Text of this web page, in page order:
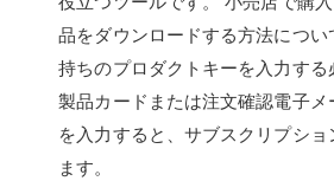
品をダウンロードする方法につい
持ちのプロダクトキーを入力する
製品カードまたは注文確認電子メ
を入力すると、サブスクリプショ
ます。